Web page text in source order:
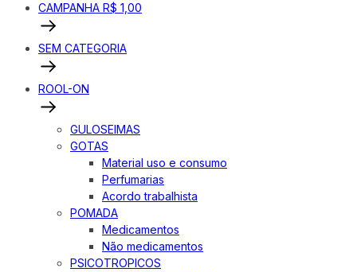
CAMPANHA R$ 1,00
SEM CATEGORIA
ROOL-ON
GULOSEIMAS
GOTAS
Material uso e consumo
Perfumarias
Acordo trabalhista
POMADA
Medicamentos
Não medicamentos
PSICOTROPICOS